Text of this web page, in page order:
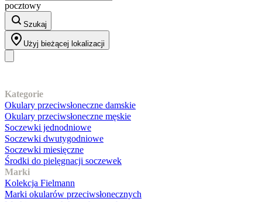
pocztowy
Szukaj
Użyj bieżącej lokalizacji
Kategorie
Okulary przeciwsłoneczne damskie
Okulary przeciwsłoneczne męskie
Soczewki jednodniowe
Soczewki dwutygodniowe
Soczewki miesięczne
Środki do pielęgnacji soczewek
Marki
Kolekcja Fielmann
Marki okularów przeciwsłonecznych